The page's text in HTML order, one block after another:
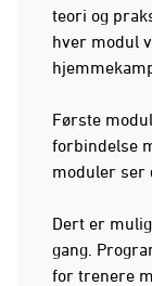
teori og
hver modul
Første
forbindelse
moduler ser
Dert er
gang.
for trenere